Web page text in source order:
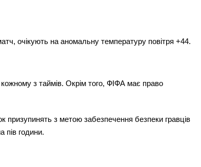
очікують на аномальну температуру повітря +44.
з таймів. Окрім того, ФІФА має право
призупинять з метою забезпечення безпеки гравців
пів години.